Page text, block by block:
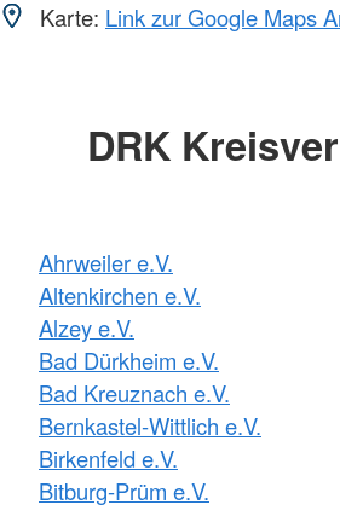
Karte: Link zur Google Maps
DRK
Ahrweiler e.V.
Altenkirchen e.V.
Alzey e.V.
Bad Dürkheim e.V.
Bad Kreuznach e.V.
Bernkastel-Wittlich e.V.
Birkenfeld e.V.
Bitburg-Prüm e.V.